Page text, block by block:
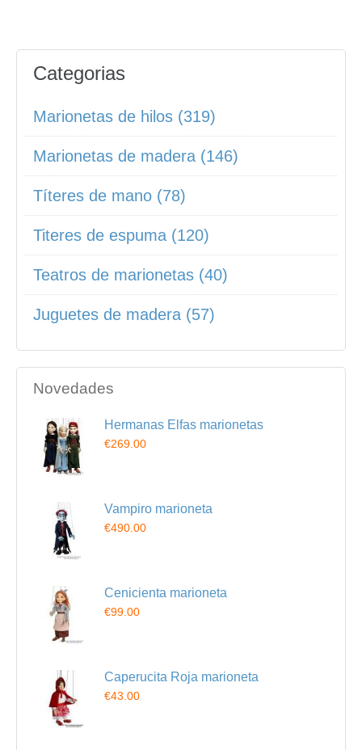
Categorias
Marionetas de hilos (319)
Marionetas de madera (146)
Títeres de mano (78)
Titeres de espuma (120)
Teatros de marionetas (40)
Juguetes de madera (57)
Novedades
Hermanas Elfas marionetas
€269.00
Vampiro marioneta
€490.00
Cenicienta marioneta
€99.00
Caperucita Roja marioneta
€43.00